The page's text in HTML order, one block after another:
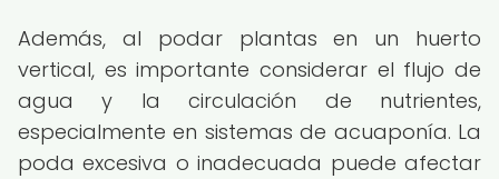
Además, al podar plantas en un huerto
vertical, es importante considerar el flujo de
agua y la circulación de nutrientes,
especialmente en sistemas de acuaponía. La
poda excesiva o inadecuada puede afectar